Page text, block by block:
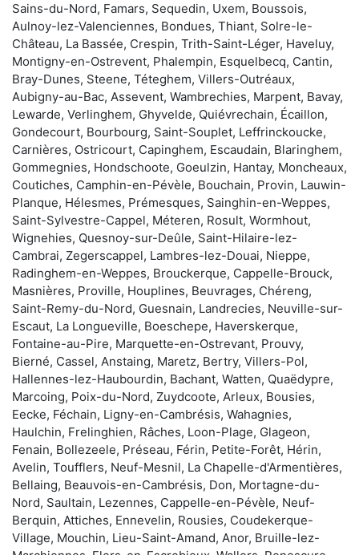
Sains-du-Nord, Famars, Sequedin, Uxem, Boussois,
Aulnoy-lez-Valenciennes, Bondues, Thiant, Solre-le-
Château, La Bassée, Crespin, Trith-Saint-Léger, Haveluy,
Montigny-en-Ostrevent, Phalempin, Esquelbecq, Cantin,
Bray-Dunes, Steene, Téteghem, Villers-Outréaux,
Aubigny-au-Bac, Assevent, Wambrechies, Marpent, Bavay,
Lewarde, Verlinghem, Ghyvelde, Quiévrechain, Écaillon,
Gondecourt, Bourbourg, Saint-Souplet, Leffrinckoucke,
Carnières, Ostricourt, Capinghem, Escaudain, Blaringhem,
Gommegnies, Hondschoote, Goeulzin, Hantay, Moncheaux,
Coutiches, Camphin-en-Pévèle, Bouchain, Provin, Lauwin-
Planque, Hélesmes, Prémesques, Sainghin-en-Weppes,
Saint-Sylvestre-Cappel, Méteren, Rosult, Wormhout,
Wignehies, Quesnoy-sur-Deûle, Saint-Hilaire-lez-
Cambrai, Zegerscappel, Lambres-lez-Douai, Nieppe,
Radinghem-en-Weppes, Brouckerque, Cappelle-Brouck,
Masnières, Proville, Houplines, Beuvrages, Chéreng,
Saint-Remy-du-Nord, Guesnain, Landrecies, Neuville-sur-
Escaut, La Longueville, Boeschepe, Haverskerque,
Fontaine-au-Pire, Marquette-en-Ostrevant, Prouvy,
Bierné, Cassel, Anstaing, Maretz, Bertry, Villers-Pol,
Hallennes-lez-Haubourdin, Bachant, Watten, Quaëdypre,
Marcoing, Poix-du-Nord, Zuydcoote, Arleux, Bousies,
Eecke, Féchain, Ligny-en-Cambrésis, Wahagnies,
Haulchin, Frelinghien, Râches, Loon-Plage, Glageon,
Fenain, Bollezeele, Préseau, Férin, Petite-Forêt, Hérin,
Avelin, Toufflers, Neuf-Mesnil, La Chapelle-d'Armentières,
Bellaing, Beauvois-en-Cambrésis, Don, Mortagne-du-
Nord, Saultain, Lezennes, Cappelle-en-Pévèle, Neuf-
Berquin, Attiches, Ennevelin, Rousies, Coudekerque-
Village, Mouchin, Lieu-Saint-Amand, Anor, Bruille-lez-